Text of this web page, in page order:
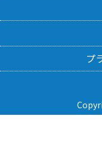
プ